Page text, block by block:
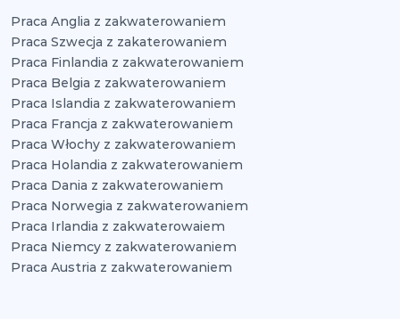
Praca Anglia z zakwaterowaniem
Praca Szwecja z zakaterowaniem
Praca Finlandia z zakwaterowaniem
Praca Belgia z zakwaterowaniem
Praca Islandia z zakwaterowaniem
Praca Francja z zakwaterowaniem
Praca Włochy z zakwaterowaniem
Praca Holandia z zakwaterowaniem
Praca Dania z zakwaterowaniem
Praca Norwegia z zakwaterowaniem
Praca Irlandia z zakwaterowaiem
Praca Niemcy z zakwaterowaniem
Praca Austria z zakwaterowaniem